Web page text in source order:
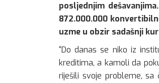
posljednjim
872.000.000
uzme u obzir sadašnji
“Do danas se niko iz
kreditima, a kamoli da
riješili svoje probleme,